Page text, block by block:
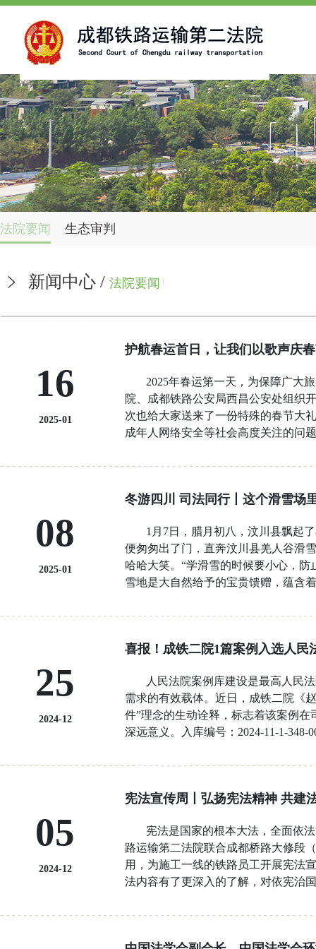
法院要闻 生态审判
新闻中心 / 法院要闻
16
2025-01
护航春运首日，让我们以歌声庆
2025年春运第一天，为保障广大
院、成都铁路公安局西昌公安处组织
次也给大家送来了一份特殊的春节大
成年人网络安全等社会高度关注的问
假征信等10种常见的电诈类型为大家
单位常遇到的铁路安全案例，给大家
大家新年快乐。不仅增强了公众的法
08
2025-01
冬游四川 司法同行丨这个滑雪场
1月7日，腊月初八，汶川县飘起
便匆匆出了门，直奔汶川县羌人谷滑
哈哈大笑。 “学滑雪的时候要小心，
雪地是大自然给予的宝贵馈赠，蕴含
成都铁路运输第二法院（四川大熊猫
雪，每年冬天都要来，如果在滑雪的
雪场上，恣意滑雪背后可能暗藏风
意保护环境。”法官们向过往游客一
们提出的各类问题，法官们均耐心解
著方式对游客进行充分说明。滑雪场
官交谈后，感慨万分：“以前只知道
们……”“绿水青山就是金山银山，冰
雪旅游产业“大气候”，推动新时代“
25
2024-12
喜报！成铁二院1篇案例入选人民
人民法院案例库建设是最高人民
需求的有效载体。 近日，成铁二院《
件”理念的生动诠释，标志着该案例
深远意义。
入库编号：2024-11-1-348-
地管理法规，在国家公园内盗采矿石
华人民共和国刑法》第342条之一，
质量和效率，为人民群众提供更加优
05
2024-12
宪法宣传周丨弘扬宪法精神 共建
宪法是国家的根本大法，全面依
路运输第二法院联合成都桥路大修段
用，为施工一线的铁路员工开展宪法
法内容有了更深入的了解，对依宪治
节。参加活动的员工们通过参与问答